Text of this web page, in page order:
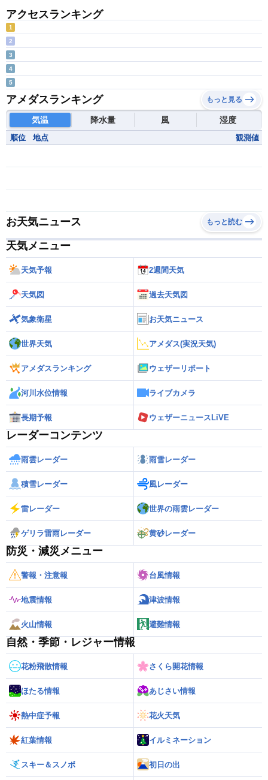
アクセスランキング
1
2
3
4
5
アメダスランキング もっと見る
気温 降水量 風 湿度
順位 地点 観測値
お天気ニュース もっと読む
天気メニュー
天気予報 2週間天気
天気図 過去天気図
気象衛星 お天気ニュース
世界天気 アメダス(実況天気)
アメダスランキング ウェザーリポート
河川水位情報 ライブカメラ
長期予報 ウェザーニュースLiVE
レーダーコンテンツ
雨雲レーダー 雨雪レーダー
積雪レーダー 風レーダー
雷レーダー 世界の雨雲レーダー
ゲリラ雷雨レーダー 黄砂レーダー
防災・減災メニュー
警報・注意報 台風情報
地震情報 津波情報
火山情報 避難情報
自然・季節・レジャー情報
花粉飛散情報 さくら開花情報
ほたる情報 あじさい情報
熱中症予報 花火天気
紅葉情報 イルミネーション
スキー＆スノボ 初日の出